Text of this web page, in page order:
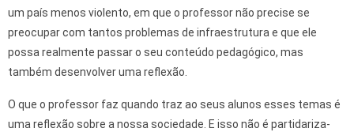
um país menos violento, em que o professor não precise se
preocupar com tantos problemas de infraestrutura e que ele
possa realmente passar o seu conteúdo pedagógico, mas
também desenvolver uma reflexão.
O que o professor faz quando traz ao seus alunos esses temas é
uma reflexão sobre a nossa sociedade. E isso não é partidariza-